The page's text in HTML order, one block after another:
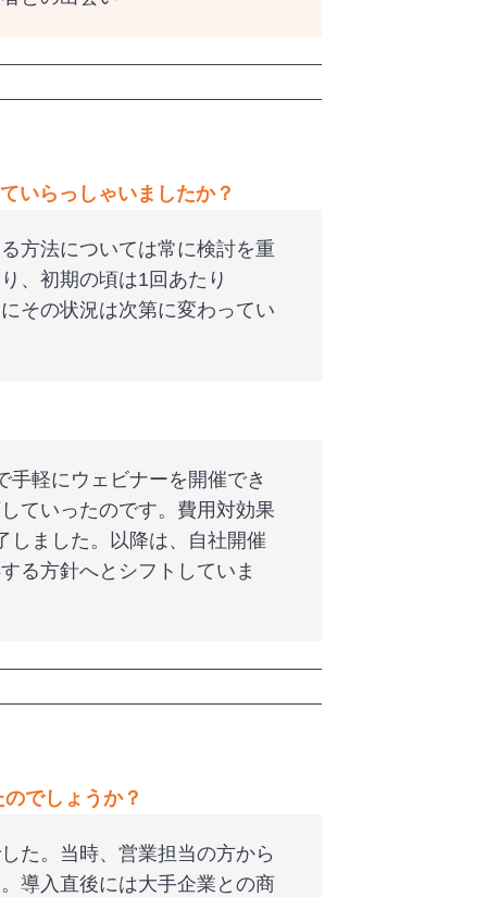
いらっしゃいましたか？
方法については常に検討を重
、初期の頃は1回あたり
その状況は次第に変わってい
軽にウェビナーを開催でき
ていったのです。費用対効果
しました。以降は、自社開催
る方針へとシフトしていま
でしょうか？
た。当時、営業担当の方から
導入直後には大手企業との商